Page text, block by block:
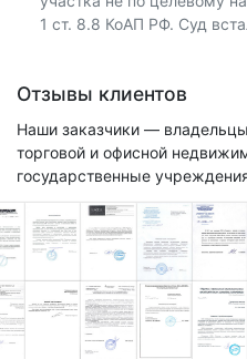
1 ст. 8.8 КоАП РФ. Суд
Отзывы клиентов
Наши заказчики —
торговой и офисной
государственные